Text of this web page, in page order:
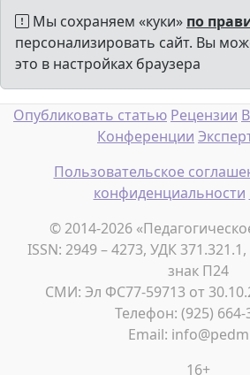
Мы сохраняем «куки» по
персонализировать сайт. Вы
это в настройках браузера
Опубликовать статью Рецензии
Конференции
Пользовательское
конфиденциальности
© 2014-2026
ISSN: 2949 – 4273, УДК
знак П24
СМИ: Эл ФС77-59713 от
Телефон: (925) 664-
Email:
16+